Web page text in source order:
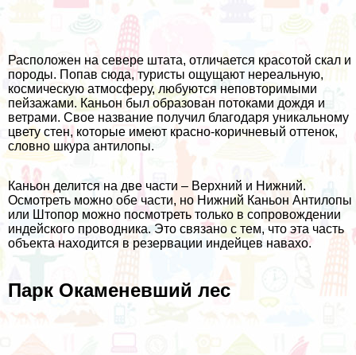
Расположен на севере штата, отличается красотой скал и
породы. Попав сюда, туристы ощущают нереальную,
космическую атмосферу, любуются неповторимыми
пейзажами. Каньон был образован потоками дождя и
ветрами. Свое название получил благодаря уникальному
цвету стен, которые имеют красно-коричневый оттенок,
словно шкура антилопы.
Каньон делится на две части – Верхний и Нижний.
Осмотреть можно обе части, но Нижний Каньон Антилопы
или Штопор можно посмотреть только в сопровождении
индейского проводника. Это связано с тем, что эта часть
объекта находится в резервации индейцев навахо.
Парк Окаменевший лес